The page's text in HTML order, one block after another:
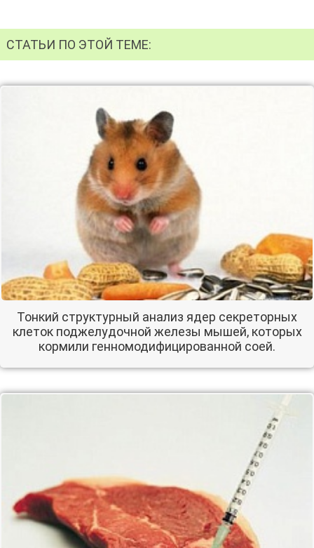
СТАТЬИ ПО ЭТОЙ ТЕМЕ:
Тонкий структурный анализ ядер секреторных
клеток поджелудочной железы мышей, которых
кормили генномодифицированной соей.